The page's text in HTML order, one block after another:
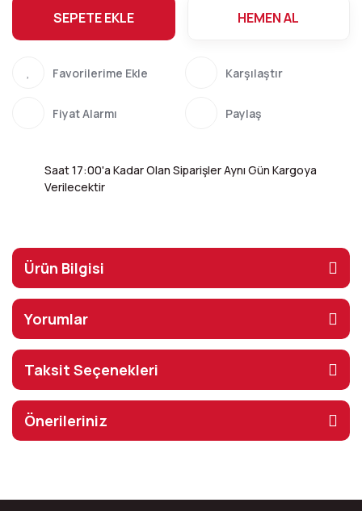
SEPETE EKLE HEMEN AL
Karşılaştır
Fiyat Alarmı Paylaş
Saat 17:00'a Kadar Olan Siparişler Aynı Gün Kargoya
Verilecektir
Ürün Bilgisi
Yorumlar
Taksit Seçenekleri
Önerileriniz